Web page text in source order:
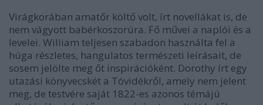
Virágkorában amatőr költő volt, írt novellákat is, de
nem vágyott babérkoszorúra. Fő művei a naplói és a
levelei. William teljesen szabadon használta fel a
húga részletes, hangulatos természeti leírásait, de
sosem jelölte meg őt inspirációként. Dorothy írt egy
utazási könyvecskét a Tóvidékről, amely nem jelent
meg, de testvére saját 1822-es azonos témájú